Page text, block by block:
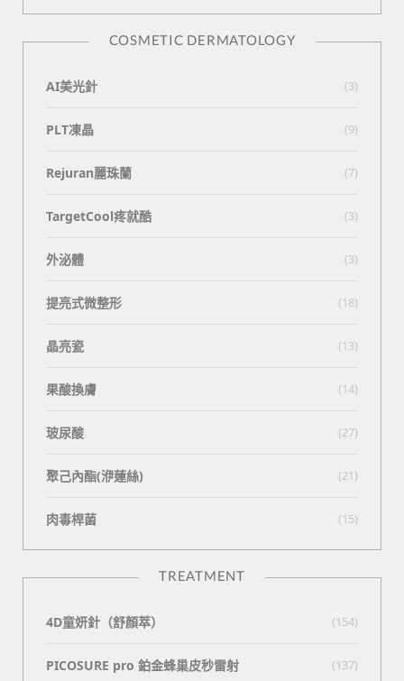
COSMETIC DERMATOLOGY
AI美光針 (3)
PLT凍晶 (9)
Rejuran麗珠蘭 (7)
TargetCool疼就酷 (3)
外泌體 (3)
提亮式微整形 (18)
晶亮瓷 (13)
果酸換膚 (14)
玻尿酸 (27)
聚己內酯(洢蓮絲) (21)
肉毒桿菌 (15)
TREATMENT
4D童妍針（舒顏萃） (154)
PICOSURE pro 鉑金蜂巢皮秒雷射 (137)